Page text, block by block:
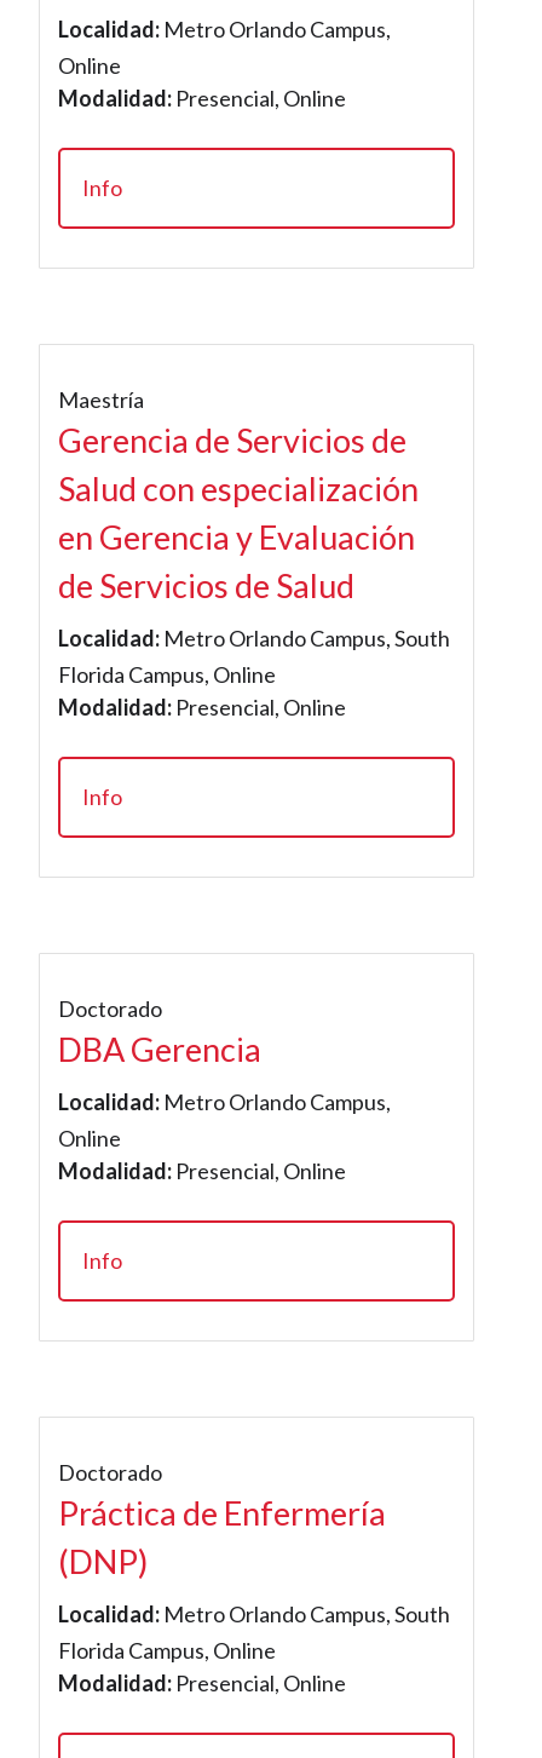
Localidad: Metro Orlando Campus,
Online
Modalidad: Presencial, Online
Info
Maestría
Gerencia de Servicios de
Salud con especialización
en Gerencia y Evaluación
de Servicios de Salud
Localidad: Metro Orlando Campus, South
Florida Campus, Online
Modalidad: Presencial, Online
Info
Doctorado
DBA Gerencia
Localidad: Metro Orlando Campus,
Online
Modalidad: Presencial, Online
Info
Doctorado
Práctica de Enfermería
(DNP)
Localidad: Metro Orlando Campus, South
Florida Campus, Online
Modalidad: Presencial, Online